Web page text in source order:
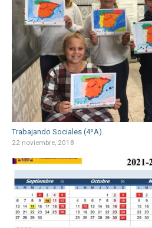
Trabajando Sociales (4ºA).
22 noviembre, 2018